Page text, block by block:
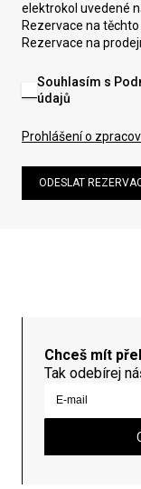
elektrokol uvedené
Rezervace na
Rezervace na
Souhlasím s
údajů
Prohlášení o
ODESLAT
Chceš mít
Tak odebírej